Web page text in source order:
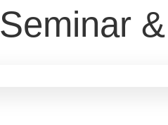
Seminar